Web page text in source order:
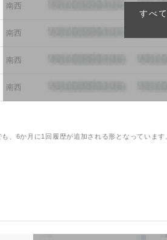
南西
南西
南西
南西
すべ
、6か月に1回履歴が追加される形となっています